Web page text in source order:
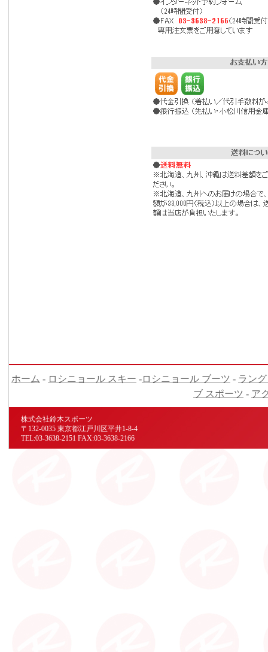
ホーム - ロシニョール スキー -ロシニョール ブーツ - ラン
ブ スポーツ - ア
株式会社鈴木スポーツ
〒132-0035 東京都江戸川区平井1-8-4
TEL:03-3638-2151 FAX:03-3638-2166